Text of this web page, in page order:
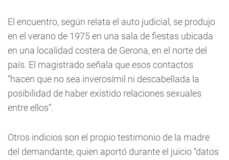
El encuentro, según relata el auto judicial, se produjo
en el verano de 1975 en una sala de fiestas ubicada
en una localidad costera de Gerona, en el norte del
país. El magistrado señala que esos contactos
“hacen que no sea inverosímil ni descabellada la
posibilidad de haber existido relaciones sexuales
entre ellos”.
Otros indicios son el propio testimonio de la madre
del demandante, quien aportó durante el juicio “datos